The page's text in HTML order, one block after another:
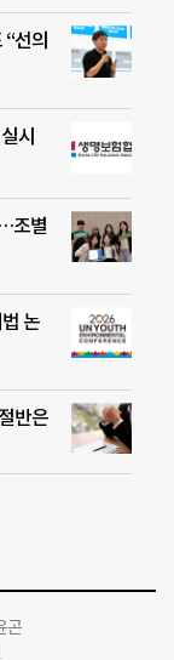
선의
시
조별
논
반은
곤